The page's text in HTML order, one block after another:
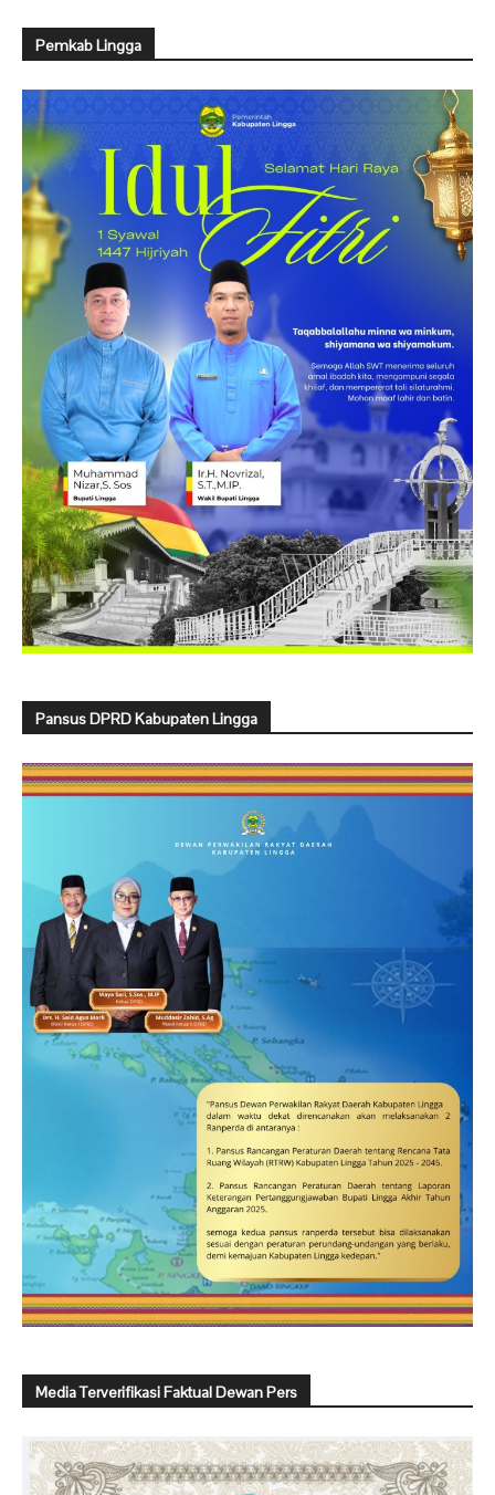
Pemkab Lingga
Pansus DPRD Kabupaten Lingga
Media Terverifikasi Faktual Dewan Pers